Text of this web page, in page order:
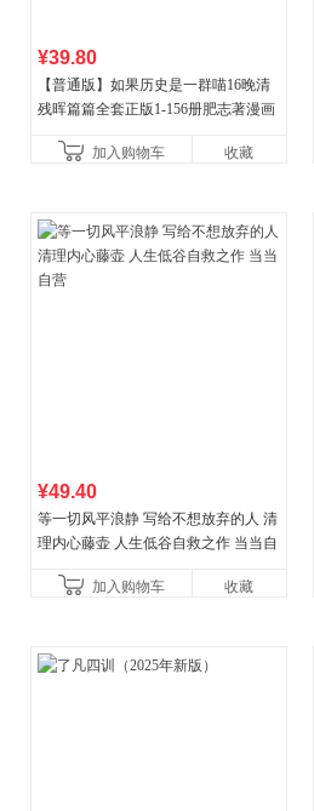
¥39.80
【普通版】如果历史是一群喵16晚清
残晖篇篇全套正版1-156册肥志著漫画
儿童西游喵知识
加入购物车 收藏
¥49.40
等一切风平浪静 写给不想放弃的人 清
理内心藤壶 人生低谷自救之作 当当自
加入购物车
收藏